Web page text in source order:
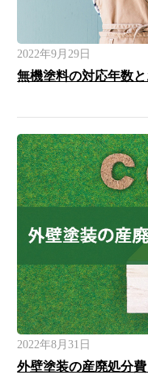
2022年9月29日
無機塗料の対応年数
2022年8月31日
外壁塗装の産廃処分